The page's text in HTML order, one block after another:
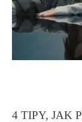
4 TIPY, JAK